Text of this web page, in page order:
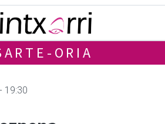
ORIA
19:30